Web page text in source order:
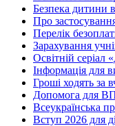
Безпека дитини в
Про
Перелік
Зарахування
Освітній серіал
Інформація для
Гроші ходять за
Допомога для
Всеукраїнська
Вступ 2026 для